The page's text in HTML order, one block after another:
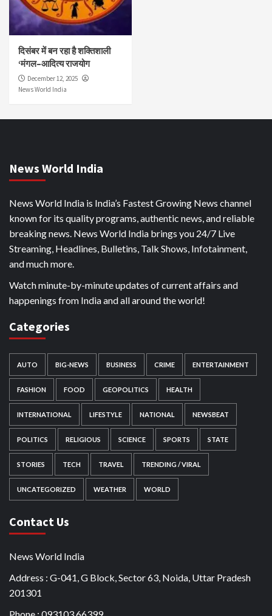
दिसंबर में बन रहा है शक्तिशाली
‘मंगल–आदित्य राजयोग
December 12, 2025
News World India
News World India
News World India is India’s Fastest Growing News channel
known for its quality programs, authentic news, and reliable
breaking news. News World India brings you 24/7 Live
Streaming, Headlines, Bulletins, Talk Shows, Infotainment,
and much more.
Watch minute-by-minute updates of current affairs and
happenings from India and all around the world!
Categories
AUTO BIG-NEWS BUSINESS CRIME ENTERTAINMENT
FASHION FOOD GEOPOLITICS HEALTH
INTERNATIONAL LIFESTYLE NATIONAL NEWSBEAT
POLITICS RELIGIOUS SCIENCE SPORTS STATE
STORIES TECH TRAVEL TRENDING / VIRAL
UNCATEGORIZED WEATHER WORLD
Contact Us
News World India
Address : G-041, G Block, Sector 63, Noida, Uttar Pradesh
201301